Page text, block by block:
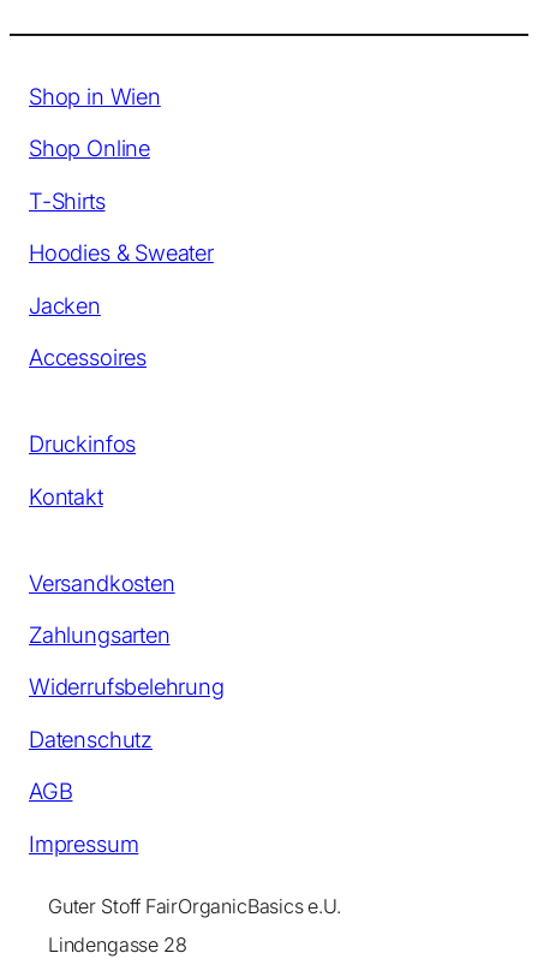
Shop in Wien
Shop Online
T-Shirts
Hoodies & Sweater
Jacken
Accessoires
Druckinfos
Kontakt
Versandkosten
Zahlungsarten
Widerrufsbelehrung
Datenschutz
AGB
Impressum
Guter Stoff FairOrganicBasics e.U.
Lindengasse 28